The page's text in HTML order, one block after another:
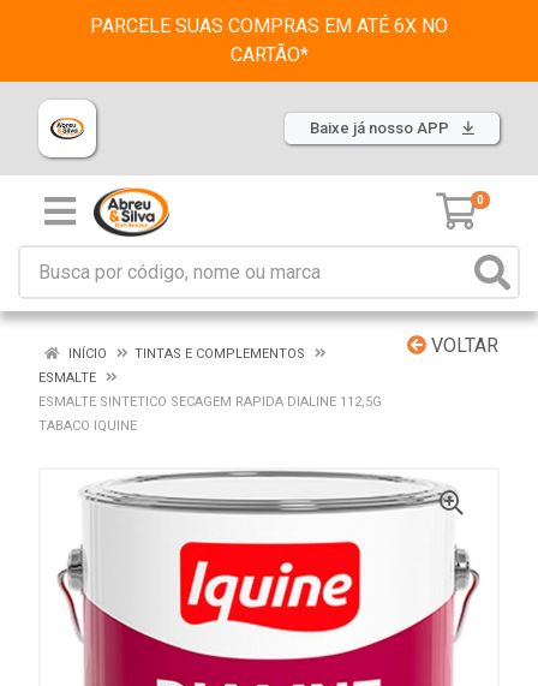
PARCELE SUAS COMPRAS EM ATÉ 6X NO
CARTÃO*
Baixe já nosso APP
0
VOLTAR
INÍCIO
TINTAS E COMPLEMENTOS
ESMALTE
ESMALTE SINTETICO SECAGEM RAPIDA DIALINE 112,5G
TABACO IQUINE